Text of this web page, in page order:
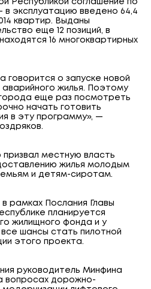
Республикой соглашение по
в эксплуатацию введено 64,4
квартир. Выданы
еще 12 позиций, в
16 многоквартирных
говорится о запуске новой
жилья. Поэтому
еще раз посмотреть
начать готовить
в эту программу», —
местную власть
жилья молодым
и детям-сиротам.
рамках Послания Главы
планируется
жилищного фонда и у
шансы стать пилотной
этого проекта.
руководитель Минфина
вопросах дорожно-